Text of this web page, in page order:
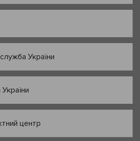
України
центр